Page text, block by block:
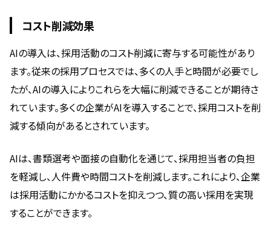
コスト削減効果
AIの導入は、採用活動のコスト削減に寄与する可能性があり
ます。従来の採用プロセスでは、多くの人手と時間が必要でし
たが、AIの導入によりこれらを大幅に削減できることが期待さ
れています。多くの企業がAIを導入することで、採用コストを削
減する傾向があるとされています。
AIは、書類選考や面接の自動化を通じて、採用担当者の負担
を軽減し、人件費や時間コストを削減します。これにより、企業
は採用活動にかかるコストを抑えつつ、質の高い採用を実現
することができます。